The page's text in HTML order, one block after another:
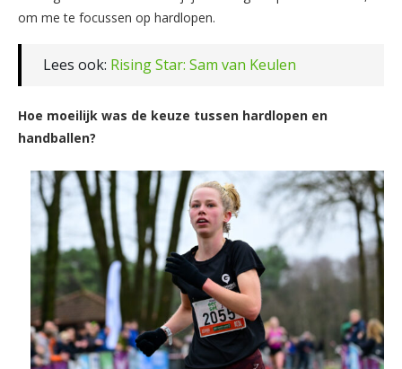
om me te focussen op hardlopen.
Lees ook: Rising Star: Sam van Keulen
Hoe moeilijk was de keuze tussen hardlopen en
handballen?